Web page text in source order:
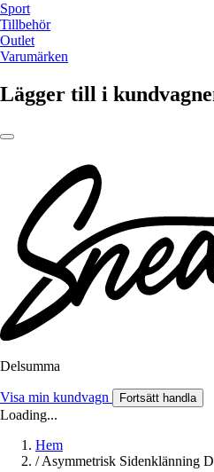
Sport
Tillbehör
Outlet
Varumärken
Lägger till i
Delsumma
Visa min kundvagn Fortsätt handla
Loading...
Hem
/ Asymmetrisk Sidenklänning